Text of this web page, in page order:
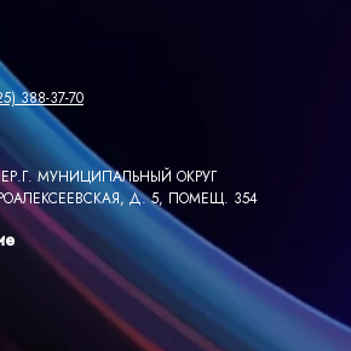
388-37-70
МУНИЦИПАЛЬНЫЙ ОКРУГ
Д. 5, ПОМЕЩ. 354